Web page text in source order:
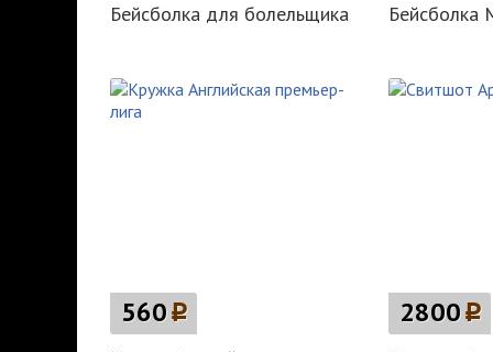
Бейсболка для болельщика Бейсболка
560p 2800p